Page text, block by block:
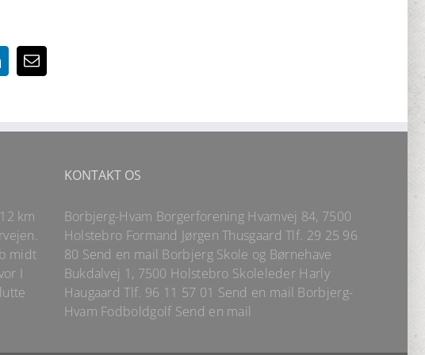
E-
km
midt
I
KONTAKT OS
Borbjerg-Hvam Borgerforening Hvamvej 84, 7500
Holstebro Formand Jørgen Thusgaard Tlf. 29 25 96
80 Send en mail Borbjerg Skole og Børnehave
Bukdalvej 1, 7500 Holstebro Skoleleder Harly
Haugaard Tlf. 96 11 57 01 Send en mail Borbjerg-
Hvam Fodboldgolf Send en mail